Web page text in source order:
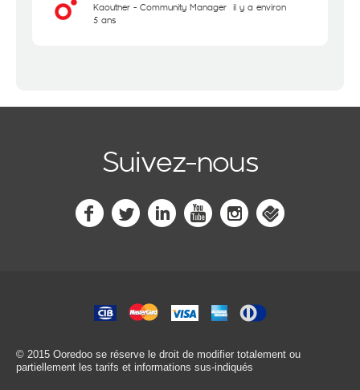
Kaouther - Community Manager il y a environ
5 ans
Suivez-nous
© 2015 Ooredoo se réserve le droit de modifier totalement ou
partiellement les tarifs et informations sus-indiqués